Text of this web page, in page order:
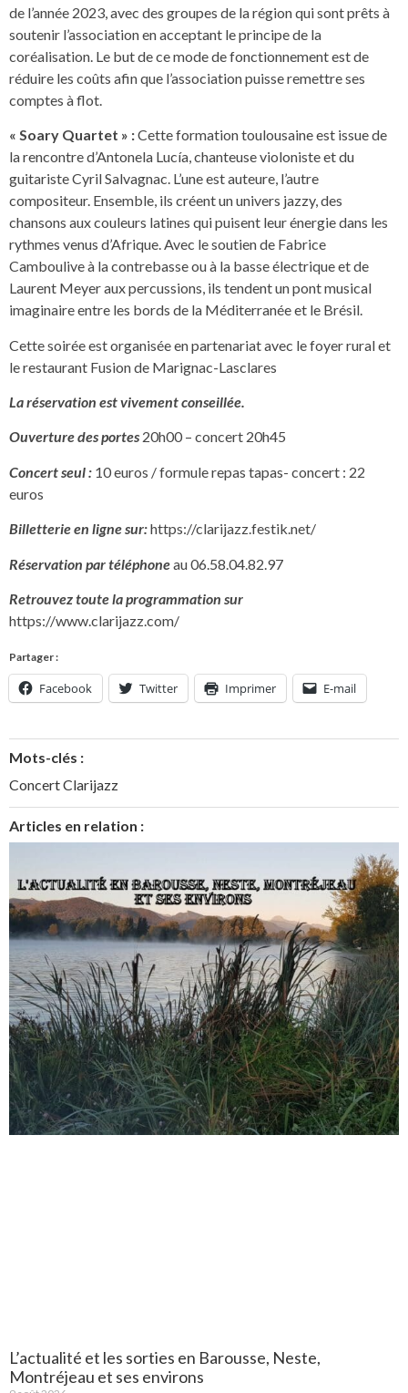
de l’année 2023, avec des groupes de la région qui sont prêts à
soutenir l’association en acceptant le principe de la
coréalisation. Le but de ce mode de fonctionnement est de
réduire les coûts afin que l’association puisse remettre ses
comptes à flot.
« Soary Quartet » :Cette formation toulousaine est issue de
la rencontre d’Antonela Lucía, chanteuse violoniste et du
guitariste Cyril Salvagnac. L’une est auteure, l’autre
compositeur. Ensemble, ils créent un univers jazzy, des
chansons aux couleurs latines qui puisent leur énergie dans les
rythmes venus d’Afrique. Avec le soutien de Fabrice
Camboulive à la contrebasse ou à la basse électrique et de
Laurent Meyer aux percussions, ils tendent un pont musical
imaginaire entre les bords de la Méditerranée et le Brésil.
Cette soirée est organisée en partenariat avec le foyer rural et
le restaurant Fusion de Marignac-Lasclares
La réservation est vivement conseillée.
Ouverture des portes 20h00 – concert 20h45
Concert seul : 10 euros / formule repas tapas- concert : 22
euros
Billetterie en ligne sur:https://clarijazz.festik.net/
Réservation par téléphoneau 06.58.04.82.97
Retrouvez toute la programmation sur
https://www.clarijazz.com/
Partager :
Facebook Twitter Imprimer E-mail
Mots-clés :
Concert Clarijazz
Articles en relation :
L’actualité et les sorties en Barousse, Neste,
Montréjeau et ses environs